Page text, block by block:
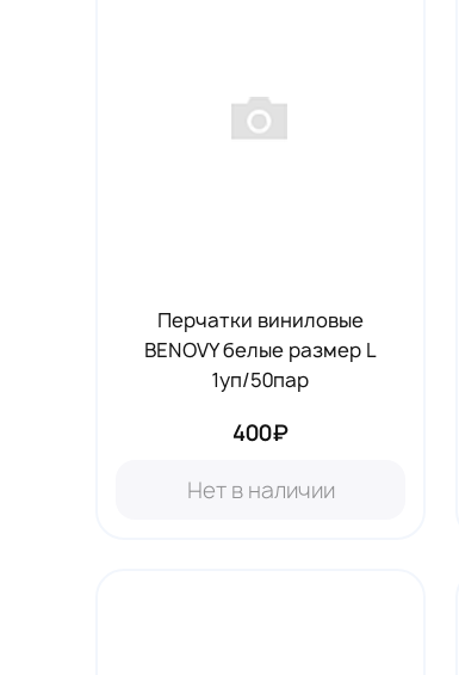
Перчатки виниловые
BENOVY белые размер L
1уп/50пар
400₽
Нет в наличии